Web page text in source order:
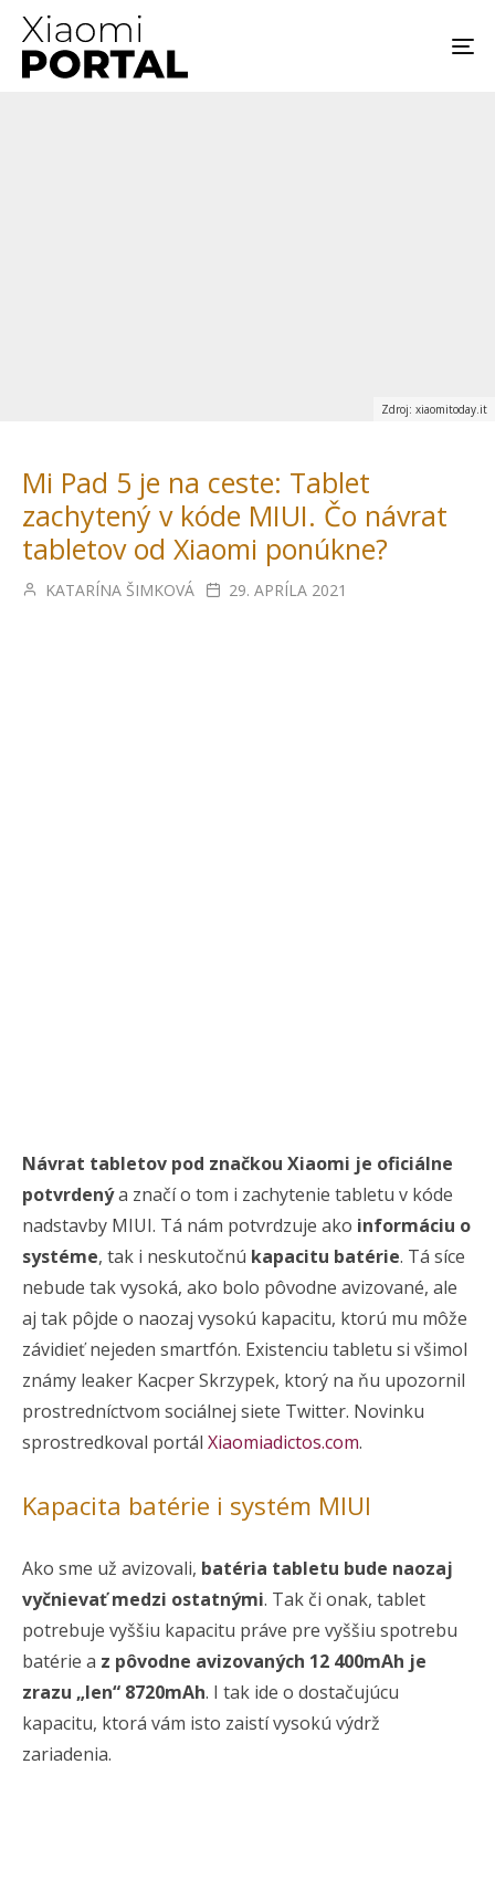
Zdroj: xiaomitoday.it
Mi Pad 5 je na ceste: Tablet
zachytený v kóde MIUI. Čo návrat
tabletov od Xiaomi ponúkne?
KATARÍNA ŠIMKOVÁ 29. APRÍLA 2021
Návrat tabletov pod značkou Xiaomi je oficiálne
potvrdenýa značí o tom i zachytenie tabletu v kóde
nadstavby MIUI. Tá nám potvrdzuje ako informáciu o
systéme, tak i neskutočnú kapacitu batérie. Tá síce
nebude tak vysoká, ako bolo pôvodne avizované, ale
aj tak pôjde o naozaj vysokú kapacitu, ktorú mu môže
závidieť nejeden smartfón. Existenciu tabletu si všimol
známy leaker Kacper Skrzypek, ktorý na ňu upozornil
prostredníctvom sociálnej siete Twitter. Novinku
sprostredkoval portál Xiaomiadictos.com.
Kapacita batérie i systém MIUI
Ako sme už avizovali, batéria tabletu bude naozaj
vyčnievať medzi ostatnými. Tak či onak, tablet
potrebuje vyššiu kapacitu práve pre vyššiu spotrebu
batérie a z pôvodne avizovaných 12 400mAh je
zrazu „len“ 8720mAh. I tak ide o dostačujúcu
kapacitu, ktorá vám isto zaistí vysokú výdrž
zariadenia.